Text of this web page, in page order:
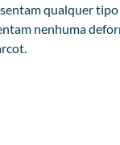
qualquer
nenhuma